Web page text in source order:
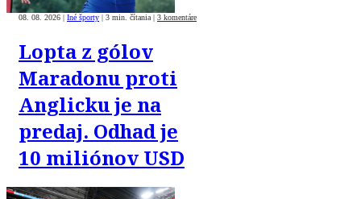
08. 08. 2026 | Iné športy | 3 min. čítania| 3 komentáre
Lopta z gólov
Maradonu proti
Anglicku je na
predaj. Odhad je
10 miliónov USD